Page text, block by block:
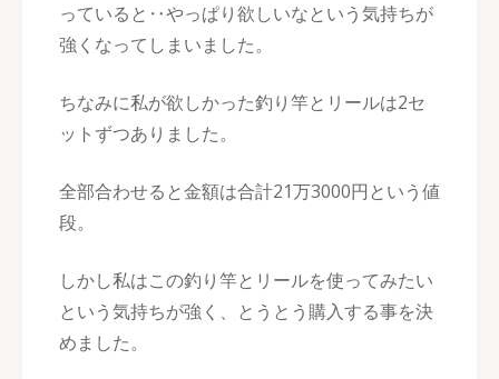
っていると‥やっぱり欲しいなという気持ちが
強くなってしまいました。
ちなみに私が欲しかった釣り竿とリールは2セ
ットずつありました。
全部合わせると金額は合計21万3000円という値
段。
しかし私はこの釣り竿とリールを使ってみたい
という気持ちが強く、とうとう購入する事を決
めました。